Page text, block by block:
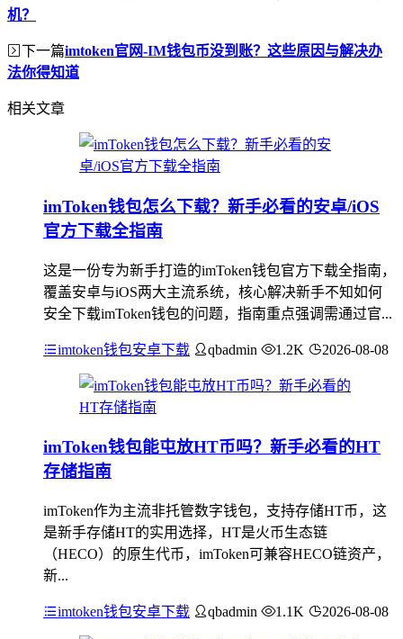
机？
下一篇imtoken官网-IM钱包币没到账？这些原因与解决办
法你得知道
相关文章
imToken钱包怎么下载？新手必看的安卓/iOS
官方下载全指南
这是一份专为新手打造的imToken钱包官方下载全指南，
覆盖安卓与iOS两大主流系统，核心解决新手不知如何
安全下载imToken钱包的问题，指南重点强调需通过官...
imtoken钱包安卓下载 qbadmin 1.2K 2026-08-08
imToken钱包能屯放HT币吗？新手必看的HT
存储指南
imToken作为主流非托管数字钱包，支持存储HT币，这
是新手存储HT的实用选择，HT是火币生态链
（HECO）的原生代币，imToken可兼容HECO链资产，
新...
imtoken钱包安卓下载 qbadmin 1.1K 2026-08-08